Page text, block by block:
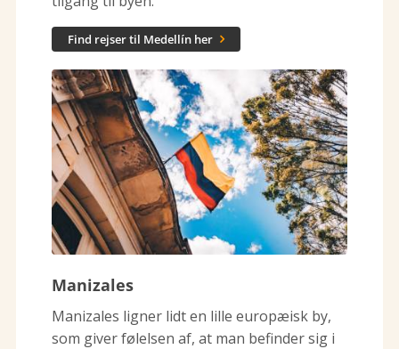
Find rejser til Medellín her 
Manizales
Manizales ligner lidt en lille europæisk by,
som giver følelsen af, at man befinder sig i